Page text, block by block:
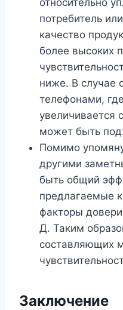
потребитель
качество
более высоких
ниже. В случае
телефонами,
увеличивается
может быть
Помимо
другими
быть общий
предлагаемые
факторы
Д. Таким
составляющих
Заключение